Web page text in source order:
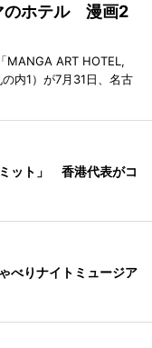
のホテル 漫画2
MANGA ART HOTEL,
内1）が7月31日、名古
ット」 香港代表がコ
べりナイトミュージア